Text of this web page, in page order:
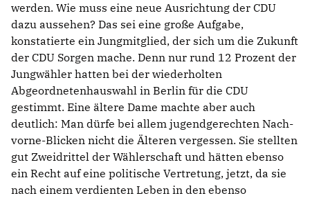
werden. Wie muss eine neue Ausrichtung der CDU
dazu aussehen? Das sei eine große Aufgabe,
konstatierte ein Jungmitglied, der sich um die Zukunft
der CDU Sorgen mache. Denn nur rund 12 Prozent der
Jungwähler hatten bei der wiederholten
Abgeordnetenhauswahl in Berlin für die CDU
gestimmt. Eine ältere Dame machte aber auch
deutlich: Man dürfe bei allem jugendgerechten Nach-
vorne-Blicken nicht die Älteren vergessen. Sie stellten
gut Zweidrittel der Wählerschaft und hätten ebenso
ein Recht auf eine politische Vertretung, jetzt, da sie
nach einem verdienten Leben in den ebenso